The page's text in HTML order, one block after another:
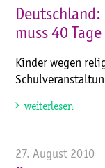
muss 40
Kinder wegen
weiterlesen
27. August 2010